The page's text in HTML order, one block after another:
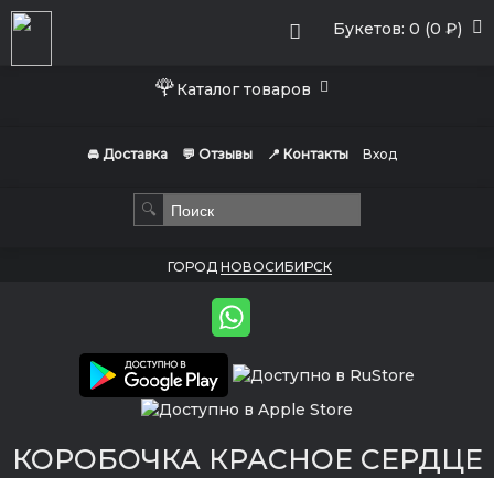
Букетов: 0 (0 ₽)
🌹Каталог товаров
🚘 Доставка 💬 Отзывы 📍 Контакты Вход
🔍
ГОРОД НОВОСИБИРСК
КОРОБОЧКА КРАСНОЕ СЕРДЦЕ